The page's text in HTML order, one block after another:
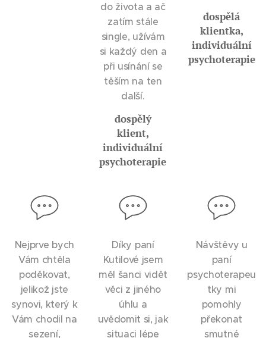
do života a ač
zatím stále
single, užívám
si každý den a
při usínání se
těším na ten
další.
dospělý
klient,
individuální
psychoterapie
dospělá
klientka,
individuální
psychoterapie
Nejprve bych
Vám chtěla
poděkovat,
jelikož jste
synovi, který k
Vám chodil na
sezení,
Díky paní
Kutilové jsem
měl šanci vidět
věci z jiného
úhlu a
uvědomit si, jak
situaci lépe
Návštěvy u
paní
psychoterapeu
tky mi
pomohly
překonat
smutné